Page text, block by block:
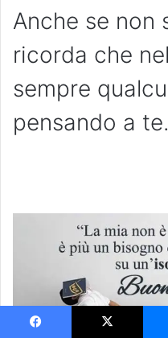
Anche se non
ricorda che
sempre
pensando a